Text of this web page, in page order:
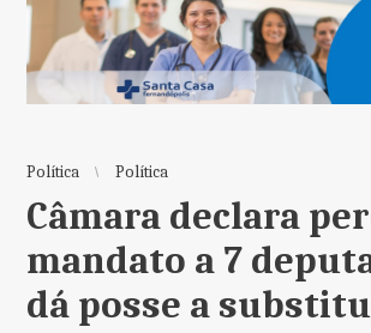
Política Política
Câmara declara
mandato a 7
dá posse a